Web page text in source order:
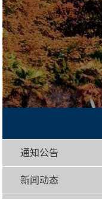
通知公告
新闻动态